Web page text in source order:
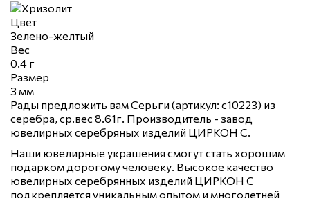
Цвет
Зелено-желтый
Вес
0.4 г
Размер
3 мм
Рады предложить вам Серьги (артикул: с10223) из
серебра, ср.вес 8.61г. Производитель - завод
ювелирных серебряных изделий ЦИРКОН С.
Наши ювелирные украшения смогут стать хорошим
подарком дорогому человеку. Высокое качество
ювелирных серебрянных изделий ЦИРКОН С
подкрепляется уникальным опытом и многолетней